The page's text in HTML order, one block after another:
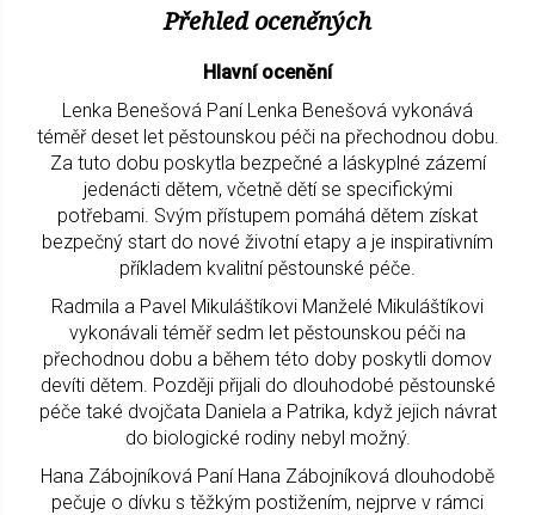
Přehled oceněných
Hlavní ocenění
Lenka Benešová Paní Lenka Benešová vykonává
téměř deset let pěstounskou péči na přechodnou dobu.
Za tuto dobu poskytla bezpečné a láskyplné zázemí
jedenácti dětem, včetně dětí se specifickými
potřebami. Svým přístupem pomáhá dětem získat
bezpečný start do nové životní etapy a je inspirativním
příkladem kvalitní pěstounské péče.
Radmila a Pavel Mikuláštíkovi Manželé Mikuláštíkovi
vykonávali téměř sedm let pěstounskou péči na
přechodnou dobu a během této doby poskytli domov
devíti dětem. Později přijali do dlouhodobé pěstounské
péče také dvojčata Daniela a Patrika, když jejich návrat
do biologické rodiny nebyl možný.
Hana Zábojníková Paní Hana Zábojníková dlouhodobě
pečuje o dívku s těžkým postižením, nejprve v rámci